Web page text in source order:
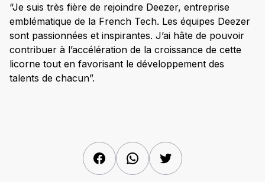
“Je suis très fière de rejoindre Deezer, entreprise
emblématique de la French Tech. Les équipes Deezer
sont passionnées et inspirantes. J’ai hâte de pouvoir
contribuer à l’accélération de la croissance de cette
licorne tout en favorisant le développement des
talents de chacun”.
FacebookWhatsAppTwitter